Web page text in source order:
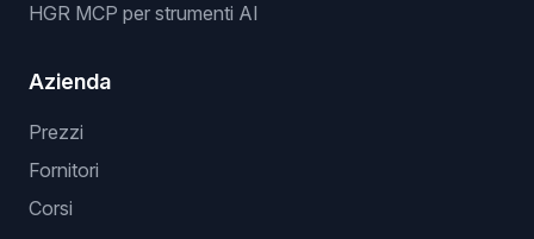
HGR MCP per strumenti AI
Azienda
Prezzi
Fornitori
Corsi